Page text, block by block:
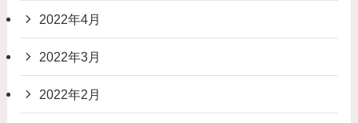
2022年4月
2022年3月
2022年2月